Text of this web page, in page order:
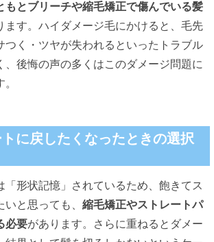
もとブリーチや縮毛矯正で傷んでいる髪
ます。ハイダメージ毛にかけると、毛先
つく・ツヤが失われるといったトラブル
、後悔の声の多くはこのダメージ問題に
に戻したくなったときの選択
「形状記憶」されているため、飽きてス
いと思っても、 縮毛矯正やストレートパ
必要があります。さらに重ねるとダメー